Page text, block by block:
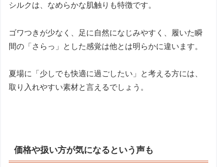
シルクは、なめらかな肌触りも特徴です。
ゴワつきが少なく、足に自然になじみやすく、履いた瞬
間の「さらっ」とした感覚は他とは明らかに違います。
夏場に「少しでも快適に過ごしたい」と考える方には、
取り入れやすい素材と言えるでしょう。
価格や扱い方が気になるという声も